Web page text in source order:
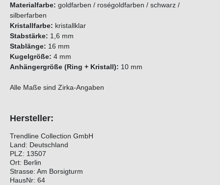
Materialfarbe: goldfarben / roségoldfarben / schwarz /
silberfarben
Kristallfarbe: kristallklar
Stabstärke: 1,6 mm
Stablänge: 16 mm
Kugelgröße: 4 mm
Anhängergröße (Ring + Kristall): 10 mm
Alle Maße sind Zirka-Angaben
Hersteller:
Trendline Collection GmbH
Land: Deutschland
PLZ: 13507
Ort: Berlin
Strasse: Am Borsigturm
HausNr: 64